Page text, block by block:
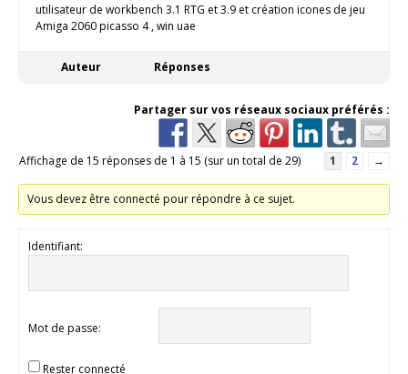
utilisateur de workbench 3.1 RTG et 3.9 et création icones de jeu
Amiga 2060 picasso 4 , win uae
Auteur Réponses
Partager sur vos réseaux sociaux préférés :
Affichage de 15 réponses de 1 à 15 (sur un total de 29) 1 2 →
Vous devez être connecté pour répondre à ce sujet.
Identifiant:
Mot de passe:
Rester connecté